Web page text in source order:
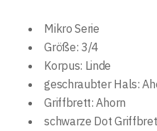
Mikro Serie
Größe: 3/4
Korpus: Linde
geschraubter Hals:
Griffbrett: Ahorn
schwarze Dot